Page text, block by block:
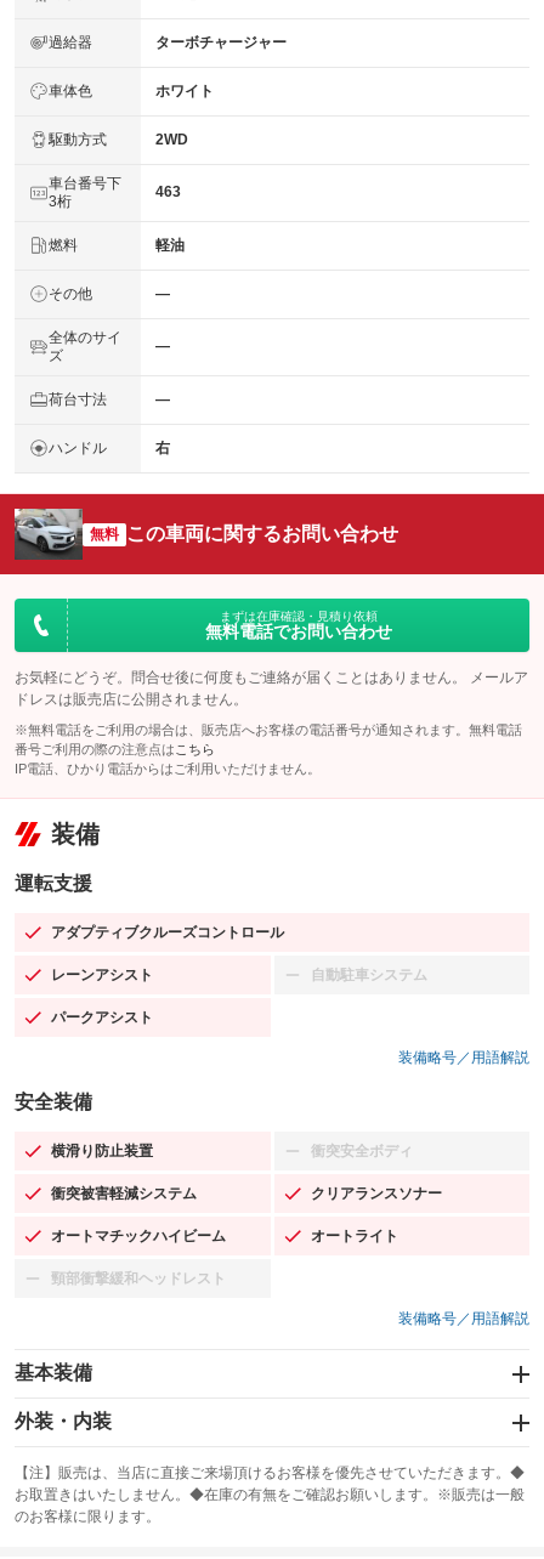
過給器 ターボチャージャー
車体色 ホワイト
駆動方式 2WD
車台番号下
3桁
463
燃料 軽油
その他 ―
全体のサイ
ズ
―
荷台寸法 ―
ハンドル 右
無料 この車両に関するお問い合わせ
まずは在庫確認・見積り依頼
無料電話でお問い合わせ
お気軽にどうぞ。問合せ後に何度もご連絡が届くことはありません。 メールア
ドレスは販売店に公開されません。
※無料電話をご利用の場合は、販売店へお客様の電話番号が通知されます。無料電話
番号ご利用の際の注意点は こちら
IP電話、ひかり電話からはご利用いただけません。
装備
運転支援
アダプティブクルーズコントロール
：装備あり
レーンアシスト
：装備あり 自動駐車システム
：装備なし
パークアシスト
：装備あり
装備略号／用語解説
安全装備
横滑り防止装置
：装備あり 衝突安全ボディ
：装備なし
衝突被害軽減システム
：装備あり クリアランスソナー
：装備あり
オートマチックハイビーム
：装備あり オートライト
：装備あり
頸部衝撃緩和ヘッドレスト
：装備なし
装備略号／用語解説
基本装備
エアバッグ：運転席/助手席/サイド
：装備あり
：装備なし
サンルーフ
：装備あり ABS
外装・内装
カーナビ：メモリーナビ他
：装備あり
TV：フルセグ
：装備あり
【注】販売は、当店に直接ご来場頂けるお客様を優先させていただきます。◆
お取置きはいたしません。◆在庫の有無をご確認お願いします。※販売は一般
のお客様に限ります。